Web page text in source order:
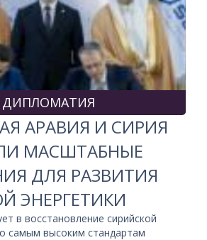
ДИПЛОМАТИЯ
АРАВИЯ И СИРИЯ
МАСШТАБНЫЕ
ДЛЯ РАЗВИТИЯ
ЭНЕРГЕТИКИ
в восстановление сирийской
самым высоким стандартам